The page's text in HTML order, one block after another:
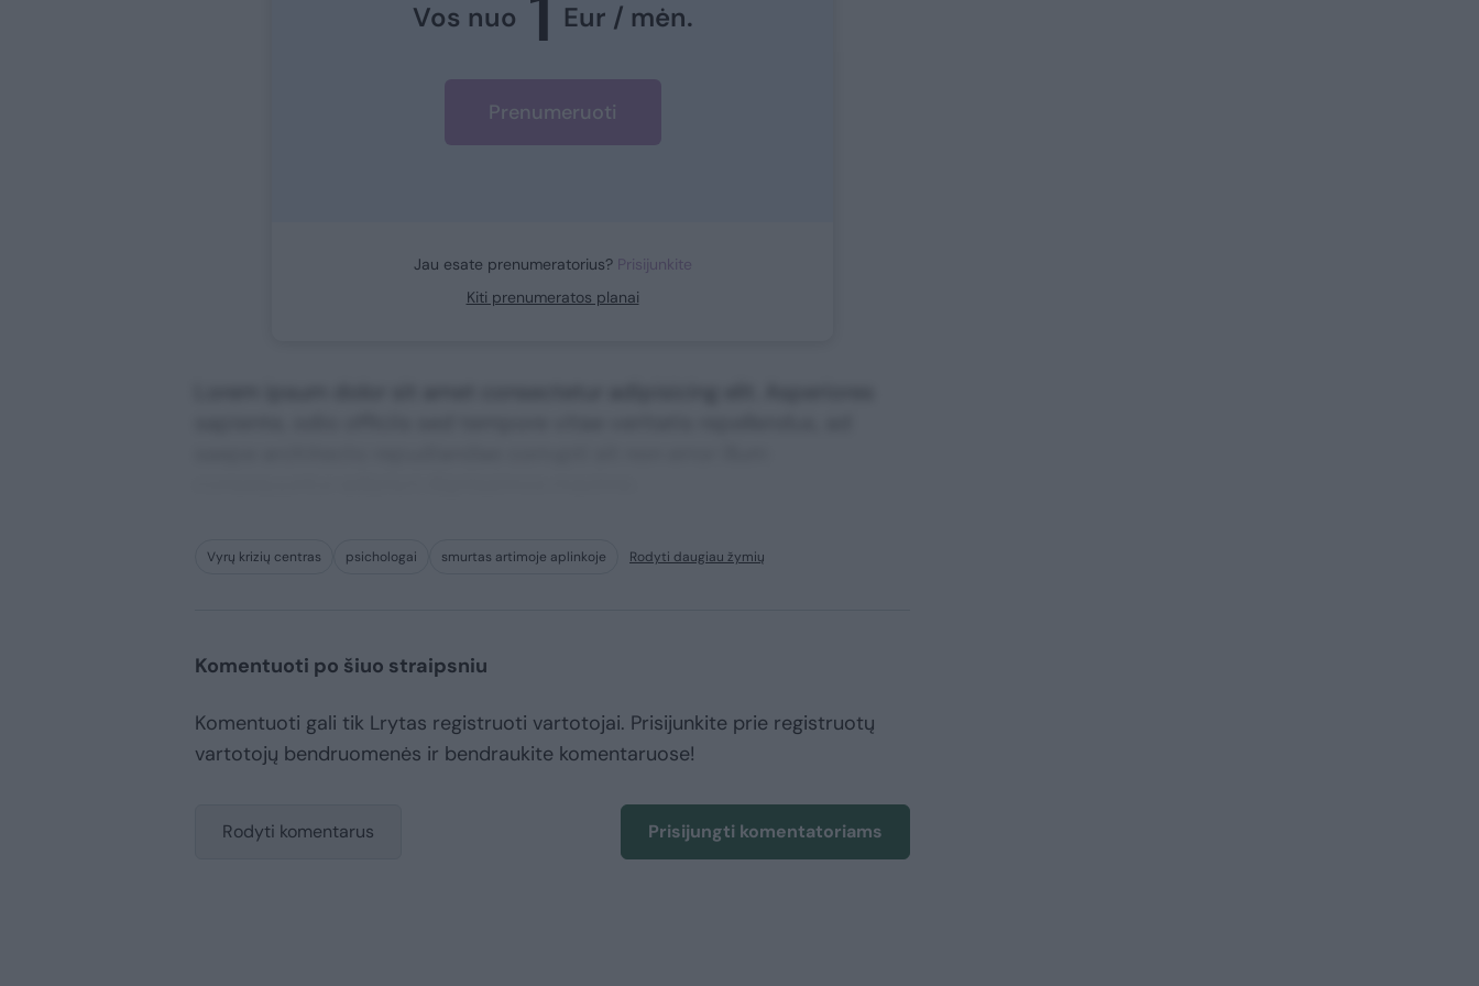
Vos nuo Eur / mėn.
Prenumeruoti
Jau esate prenumeratorius? Prisijunkite
Kiti prenumeratos planai
Vyrų krizių centras psichologai smurtas artimoje aplinkoje Rodyti daugiau žymių
Komentuoti po šiuo straipsniu
Komentuoti gali tik Lrytas registruoti vartotojai. Prisijunkite prie registruotų
vartotojų bendruomenės ir bendraukite komentaruose!
Rodyti komentarus Prisijungti komentatoriams